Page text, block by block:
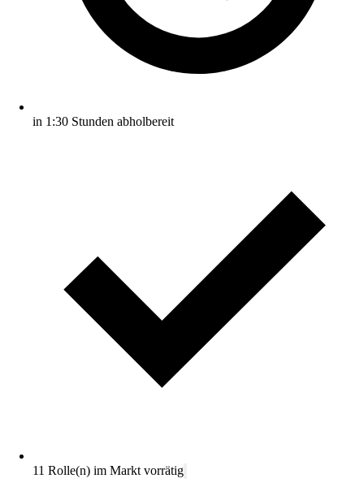
in 1:30 Stunden abholbereit
11 Rolle(n) im Markt vorrätig